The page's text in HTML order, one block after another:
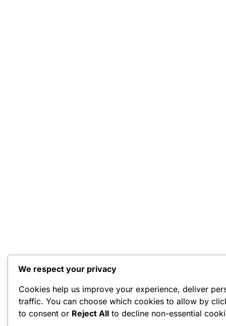
We respect your privacy
Cookies help us improve your experience, deliver
traffic. You can choose which cookies to allow by
to consent or Reject All to decline non-essential